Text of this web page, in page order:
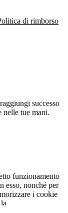
di rimborso
successo
tue mani.
funzionamento
esso, nonché per
i cookie